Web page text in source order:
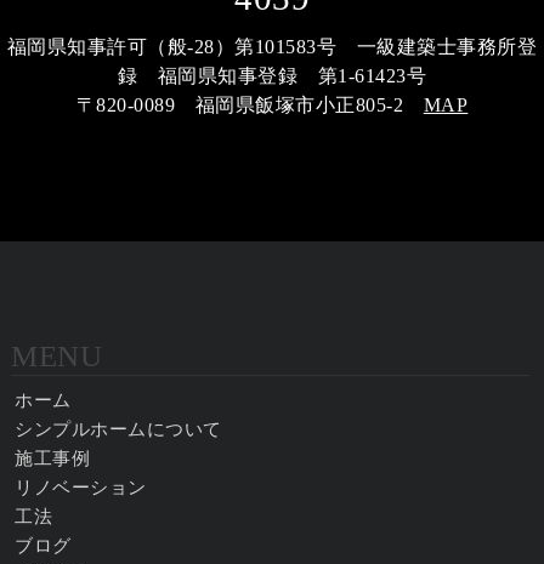
福岡県知事許可（般-28）第101583号 一級建築士事務所登
録 福岡県知事登録 第1-61423号
〒820-0089 福岡県飯塚市小正805-2 MAP
MENU
ホーム
シンプルホームについて
施工事例
リノベーション
工法
ブログ